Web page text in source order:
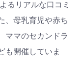
るリアルな口コミ
、母乳育児や赤ち
ママのセカンドラ
も開催していま